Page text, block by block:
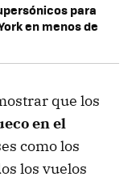
para
en menos de
que los
en el
como los
los vuelos